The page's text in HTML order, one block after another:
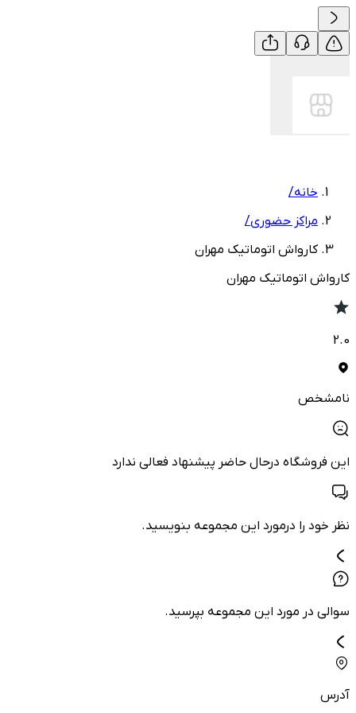
خانه/
مراکز حضوری/
کارواش اتوماتیک مهران
کارواش اتوماتیک مهران
2.0
نامشخص
این فروشگاه درحال حاضر پیشنهاد فعالی ندارد
نظر خود را درمورد این مجموعه بنویسید.
سوالی در مورد این مجموعه بپرسید.
آدرس